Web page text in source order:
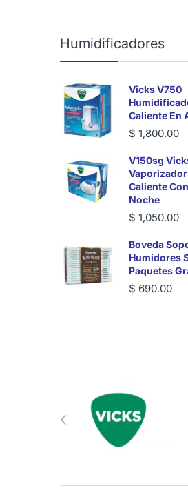
Humidificadores
Vicks V750
Caliente En
$ 1,800.00
V150sg
Vaporizador
Caliente
Noche
$ 1,050.00
Boveda
Humidores
Paquetes
$ 690.00